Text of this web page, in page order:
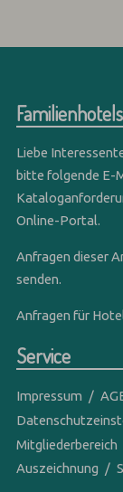
Liebe
bitte folgende E-
Online-Portal.
Anfragen dieser
senden.
Anfragen für
Service
Impressum
Mitgliederbereich
Auszeichnung